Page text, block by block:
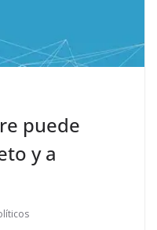
puede
y a